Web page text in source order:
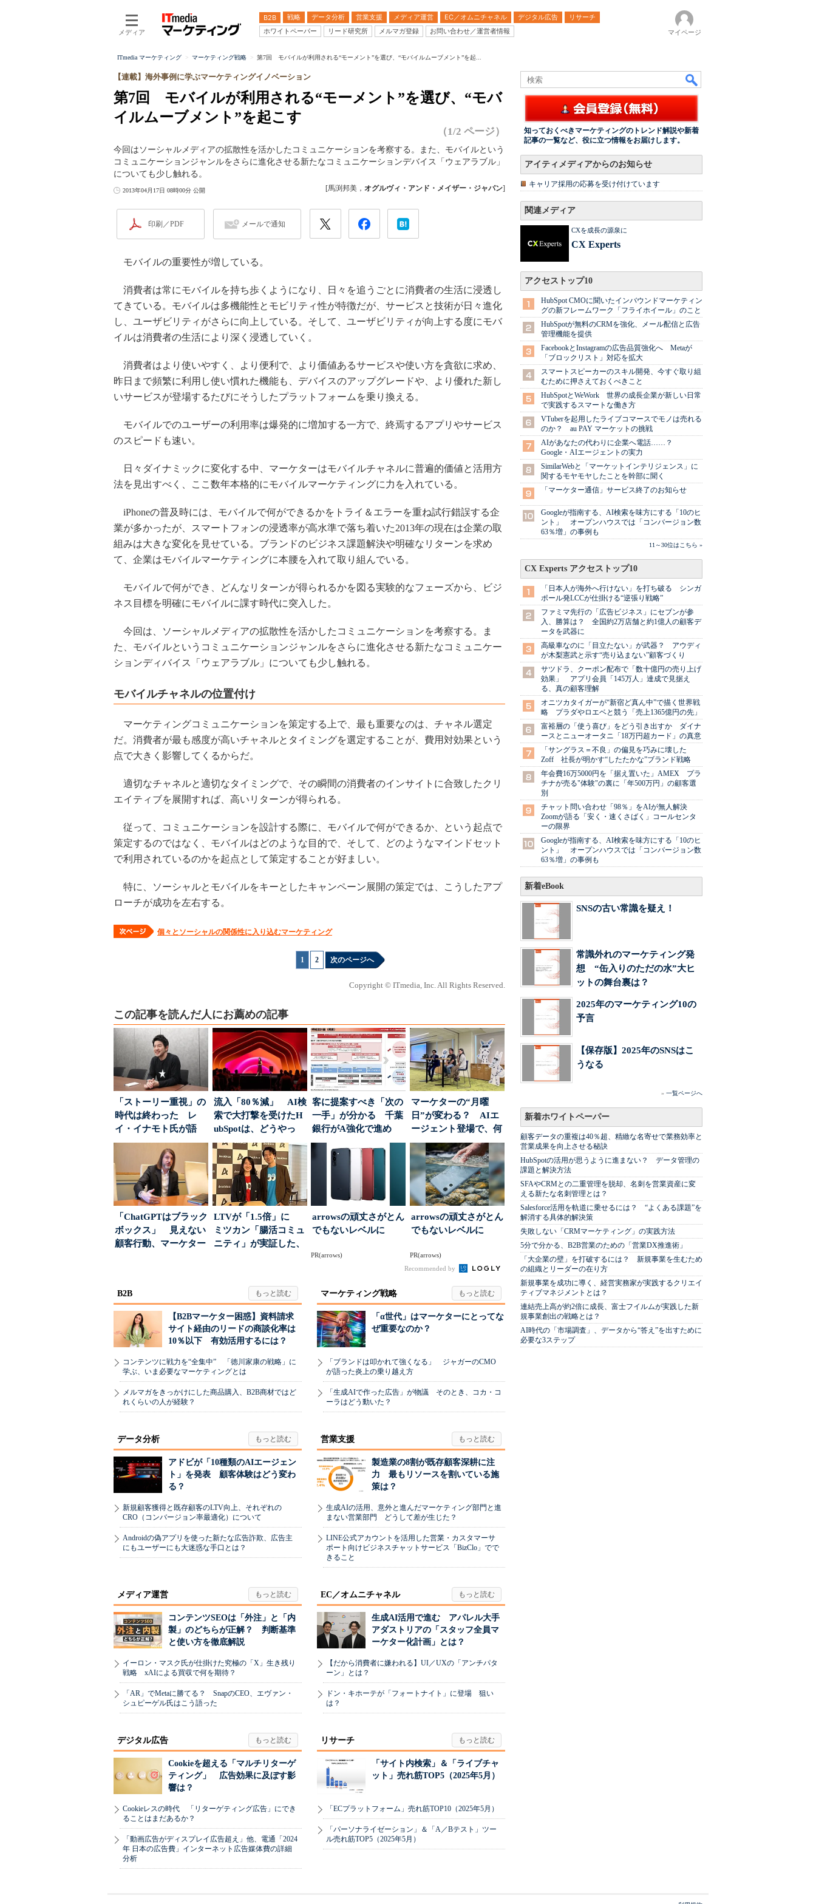
メディア
B2B 戦略 データ分析 営業支援 メディア運営 EC／オムニチャネル デジタル広告
リサーチ
ホワイトペーパー
リード研究所 メルマガ登録 お問い合わせ／運営者情報 マイページ
ITmedia マーケティング マーケティング戦略 第7回 モバイルが利用される“モーメント”を選び、“モバイルムーブメント”を起...
第7回 モバイルが利用される“モーメント”を選び、“モバ
イルムーブメント”を起こす
【連載】海外事例に学ぶマーケティングイノベーション
（1/2 ページ）
今回はソーシャルメディアの拡散性を活かしたコミュニケーションを考察する。また、モバイルという
コミュニケーションジャンルをさらに進化させる新たなコミュニケーションデバイス「ウェアラブル」
についても少し触れる。
2013年04月17日 08時00分 公開 [馬渕邦美， オグルヴィ・アンド・メイザー・ジャパン]
印刷／PDF メールで通知
モバイルの重要性が増している。
消費者は常にモバイルを持ち歩くようになり、日々を追うごとに消費者の生活に浸透し
てきている。モバイルは多機能性とモビリティ性が特徴だが、サービスと技術が日々進化
し、ユーザビリティがさらに向上している。そして、ユーザビリティが向上する度にモバ
イルは消費者の生活により深く浸透していく。
消費者はより使いやすく、より便利で、より価値あるサービスや使い方を貪欲に求め、
昨日まで頻繁に利用し使い慣れた機能も、デバイスのアップグレードや、より優れた新し
いサービスが登場するたびにそうしたプラットフォームを乗り換える。
モバイルでのユーザーの利用率は爆発的に増加する一方で、終焉するアプリやサービス
のスピードも速い。
日々ダイナミックに変化する中、マーケターはモバイルチャネルに普遍的価値と活用方
法を見出すべく、ここ数年本格的にモバイルマーケティングに力を入れている。
iPhoneの普及時には、モバイルで何ができるかをトライ＆エラーを重ね試行錯誤する企
業が多かったが、スマートフォンの浸透率が高水準で落ち着いた2013年の現在は企業の取
組みは大きな変化を見せている。ブランドのビジネス課題解決や明確なリターンを求め
て、企業はモバイルマーケティングに本腰を入れて取り組んでいる。
モバイルで何ができ、どんなリターンが得られるかを図る実験的なフェーズから、ビジ
ネス目標を明確にモバイルに課す時代に突入した。
今回は、ソーシャルメディアの拡散性を活かしたコミュニケーションを考察する。ま
た、モバイルというコミュニケーションジャンルをさらに進化させる新たなコミュニケー
ションディバイス「ウェアラブル」についても少し触れる。
モバイルチャネルの位置付け
マーケティングコミュニケーションを策定する上で、最も重要なのは、チャネル選定
だ。消費者が最も感度が高いチャネルとタイミングを選定することが、費用対効果という
点で大きく影響してくるからだ。
適切なチャネルと適切なタイミングで、その瞬間の消費者のインサイトに合致したクリ
エイティブを展開すれば、高いリターンが得られる。
従って、コミュニケーションを設計する際に、モバイルで何ができるか、という起点で
策定するのではなく、モバイルはどのような目的で、そして、どのようなマインドセット
で利用されているのかを起点として策定することが好ましい。
特に、ソーシャルとモバイルをキーとしたキャンペーン展開の策定では、こうしたアプ
ローチが成功を左右する。
個々とソーシャルの関係性に入り込むマーケティング
1 2 次のページへ
Copyright © ITmedia, Inc. All Rights Reserved.
この記事を読んだ人にお薦めの記事
「ストーリー重視」の
時代は終わった レ
イ・イナモト氏が語
る、信頼を軸にしたブ
流入「80％減」 AI検
索で大打撃を受けたH
ubSpotは、どうやっ
て“未来の顧...
客に提案すべき「次の
一手」が分かる 千葉
銀行がA強化で進め
る“One to On...
マーケターの“月曜
日”が変わる？ AIエ
ージェント登場で、何
が起きるか
「ChatGPTはブラック
ボックス」 見えない
顧客行動、マーケター
LTVが「1.5倍」に
ミツカン「腸活コミュ
ニティ」が実証した、
arrowsの頑丈さがとん
でもないレベルに
PR(arrows)
arrowsの頑丈さがとん
でもないレベルに
PR(arrows)
Recommended by
B2B
【B2Bマーケター困惑】資料請求
サイト経由のリードの商談化率は
10％以下 有効活用するには？
コンテンツに戦力を“全集中” 「徳川家康の戦略」に
学ぶ、いま必要なマーケティングとは
メルマガをきっかけにした商品購入、B2B商材ではど
れくらいの人が経験？
マーケティング戦略
「α世代」はマーケターにとってな
ぜ重要なのか？
「ブランドは叩かれて強くなる」 ジャガーのCMO
が語った炎上の乗り越え方
「生成AIで作った広告」が物議 そのとき、コカ・コ
ーラはどう動いた？
データ分析
アドビが「10種類のAIエージェン
ト」を発表 顧客体験はどう変わ
る？
新規顧客獲得と既存顧客のLTV向上、それぞれの
CRO（コンバージョン率最適化）について
Androidの偽アプリを使った新たな広告詐欺、広告主
にもユーザーにも大迷惑な手口とは？
営業支援
製造業の8割が既存顧客深耕に注
力 最もリソースを割いている施
策は？
生成AIの活用、意外と進んだマーケティング部門と進
まない営業部門 どうして差が生じた？
LINE公式アカウントを活用した営業・カスタマーサ
ポート向けビジネスチャットサービス「BizClo」でで
きること
メディア運営
コンテンツSEOは「外注」と「内
製」のどちらが正解？ 判断基準
と使い方を徹底解説
イーロン・マスク氏が仕掛けた究極の「X」生き残り
戦略 xAIによる買収で何を期待？
「AR」でMetaに勝てる？ SnapのCEO、エヴァン・
シュピーゲル氏はこう語った
EC／オムニチャネル
生成AI活用で進む アパレル大手
アダストリアの「スタッフ全員マ
ーケター化計画」とは？
【だから消費者に嫌われる】UI／UXの「アンチパタ
ーン」とは？
ドン・キホーテが「フォートナイト」に登場 狙い
は？
デジタル広告
Cookieを超える「マルチリターゲ
ティング」 広告効果に及ぼす影
響は？
Cookieレスの時代 「リターゲティング広告」にでき
ることはまだあるか？
「動画広告がディスプレイ広告超え」他、電通「2024
年 日本の広告費」インターネット広告媒体費の詳細
分析
リサーチ
「サイト内検索」＆「ライブチャ
ット」売れ筋TOP5（2025年5月）
「ECプラットフォーム」売れ筋TOP10（2025年5月）
「パーソナライゼーション」＆「A／Bテスト」ツー
ル売れ筋TOP5（2025年5月）
知っておくべきマーケティングのトレンド解説や新着
記事の一覧など、役に立つ情報をお届けします。
アイティメディアからのお知らせ
キャリア採用の応募を受け付けています
関連メディア
CXを成長の源泉に
CX Experts
アクセストップ10
HubSpot CMOに聞いたインバウンドマーケティン
グの新フレームワーク「フライホイール」のこと
HubSpotが無料のCRMを強化、メール配信と広告
管理機能を提供
FacebookとInstagramの広告品質強化へ Metaが
「ブロックリスト」対応を拡大
スマートスピーカーのスキル開発、今すぐ取り組
むために押さえておくべきこと
HubSpotとWeWork 世界の成長企業が新しい日常
で実践するスマートな働き方
VTuberを起用したライブコマースでモノは売れる
のか？ au PAY マーケットの挑戦
AIがあなたの代わりに企業へ電話……？
Google・AIエージェントの実力
SimilarWebと「マーケットインテリジェンス」に
関するモヤモヤしたことを幹部に聞く
「マーケター通信」サービス終了のお知らせ
Googleが指南する、AI検索を味方にする「10のヒ
ント」 オープンハウスでは「コンバージョン数
63％増」の事例も
11～30位はこちら »
CX Experts アクセストップ10
「日本人が海外へ行けない」を打ち破る シンガ
ポール発LCCが仕掛ける“逆張り戦略”
ファミマ先行の「広告ビジネス」にセブンが参
入、勝算は？ 全国約2万店舗と約1億人の顧客デ
ータを武器に
高級車なのに「目立たない」が武器？ アウディ
が木梨憲武と示す“売り込まない”顧客づくり
サツドラ、クーポン配布で「数十億円の売り上げ
効果」 アプリ会員「145万人」達成で見据え
る、真の顧客理解
オニツカタイガーが“新宿ど真ん中”で描く世界戦
略 プラダやロエベと競う「売上1365億円の先」
富裕層の「使う喜び」をどう引き出すか ダイナ
ースとニューオータニ「18万円超カード」の真意
「サングラス＝不良」の偏見を巧みに壊した
Zoff 社長が明かす“したたかな”ブランド戦略
年会費16万5000円を「据え置いた」AMEX プラ
チナが売る"体験"の裏に「年500万円」の顧客選
別
チャット問い合わせ「98％」をAIが無人解決
Zoomが語る「安く・速くさばく」コールセンタ
ーの限界
Googleが指南する、AI検索を味方にする「10のヒ
ント」 オープンハウスでは「コンバージョン数
63％増」の事例も
新着eBook
SNSの古い常識を疑え！
常識外れのマーケティング発
想 “缶入りのただの水”大ヒ
ットの舞台裏は？
2025年のマーケティング10の
予言
【保存版】2025年のSNSはこ
うなる
» 一覧ページへ
新着ホワイトペーパー
顧客データの重複は40％超、精緻な名寄せで業務効率と
営業成果を向上させる秘訣
HubSpotの活用が思うように進まない？ データ管理の
課題と解決方法
SFAやCRMとの二重管理を脱却、名刺を営業資産に変
える新たな名刺管理とは？
Salesforce活用を軌道に乗せるには？ “よくある課題”を
解消する具体的解決策
失敗しない「CRMマーケティング」の実践方法
5分で分かる、B2B営業のための「営業DX推進術」
「大企業の壁」を打破するには？ 新規事業を生むため
の組織とリーダーの在り方
新規事業を成功に導く、経営実務家が実践するクリエイ
ティブマネジメントとは？
連結売上高が約2倍に成長、富士フイルムが実践した新
規事業創出の戦略とは？
AI時代の「市場調査」、データから“答え”を出すために
必要な3ステップ